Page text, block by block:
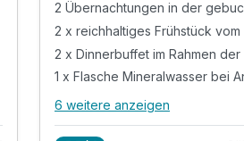
2 x reichhaltiges Frühstück vom
2 x Dinnerbuffet im Rahmen
1 x Flasche Mineralwasser bei
Alle Inklusivleistungen
6 weitere anzeigen